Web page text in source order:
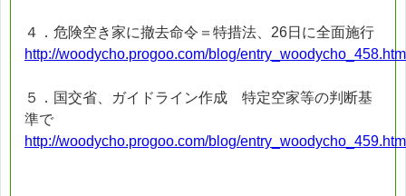
４．危険空き家に撤去命令＝特措法、26日に全面施行
http://woodycho.progoo.com/blog/
５．国交省、ガイドライン作成 特定空家等の判断基
準で
http://woodycho.progoo.com/blog/